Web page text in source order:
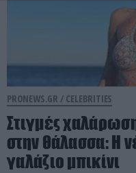
PRONEWS.GR / CELEBRITIES
Στιγμές
στην θάλασσα: Η
γαλάζιο μπικίνι